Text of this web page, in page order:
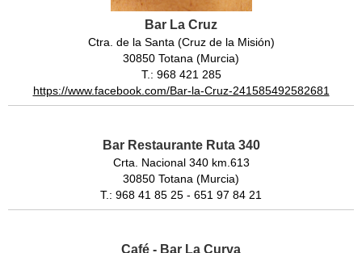
Bar La Cruz
Ctra. de la Santa (Cruz de la Misión)
30850 Totana (Murcia)
T.: 968 421 285
https://www.facebook.com/Bar-la-Cruz-241585492582681
Bar Restaurante Ruta 340
Crta. Nacional 340 km.613
30850 Totana (Murcia)
T.: 968 41 85 25 - 651 97 84 21
Café - Bar La Curva